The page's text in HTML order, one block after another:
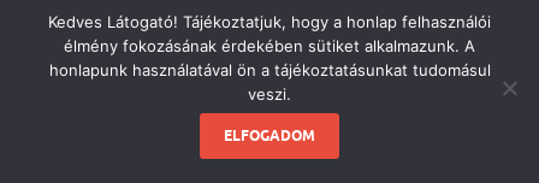
Kedves Látogató! Tájékoztatjuk, hogy a honlap felhasználói
élmény fokozásának érdekében sütiket alkalmazunk. A
honlapunk használatával ön a tájékoztatásunkat tudomásul
veszi.
ELFOGADOM